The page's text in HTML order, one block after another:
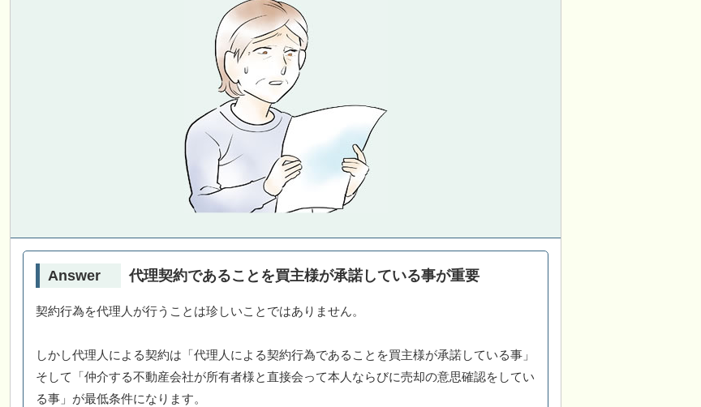
Answer 代理契約であることを買主様が承諾している事が重要
契約行為を代理人が行うことは珍しいことではありません。
しかし代理人による契約は「代理人による契約行為であることを買主様が承諾している事」
そして「仲介する不動産会社が所有者様と直接会って本人ならびに売却の意思確認をしてい
る事」が最低条件になります。